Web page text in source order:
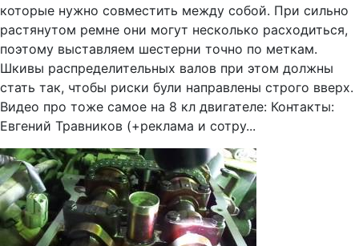
которые нужно совместить между собой. При сильно
растянутом ремне они могут несколько расходиться,
поэтому выставляем шестерни точно по меткам.
Шкивы распределительных валов при этом должны
стать так, чтобы риски були направлены строго вверх.
Видео про тоже самое на 8 кл двигателе: Контакты:
Евгений Травников (+реклама и сотру...